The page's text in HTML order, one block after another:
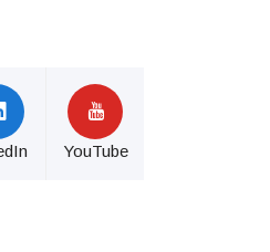
YouTube